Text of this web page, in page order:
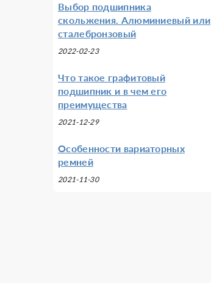
Выбор подшипника
скольжения. Алюминиевый или
сталебронзовый
2022-02-23
Что такое графитовый
подшипник и в чем его
преимущества
2021-12-29
Особенности вариаторных
ремней
2021-11-30